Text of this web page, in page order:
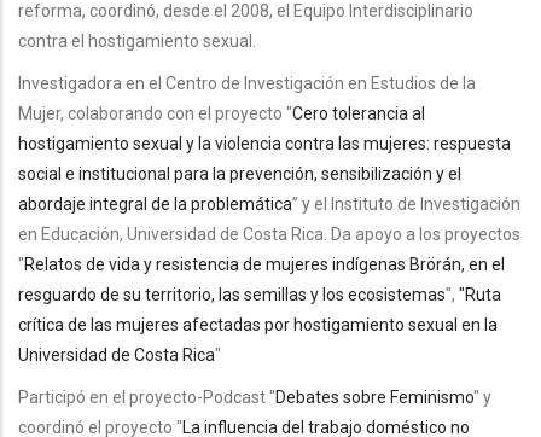
reforma, coordinó, desde el 2008, el Equipo Interdisciplinario
contra el hostigamiento sexual.
Investigadora en el Centro de Investigación en Estudios de la
Mujer, colaborando con el proyecto "Cero tolerancia al
hostigamiento sexual y la violencia contra las mujeres: respuesta
social e institucional para la prevención, sensibilización y el
abordaje integral de la problemática” y el Instituto de Investigación
en Educación, Universidad de Costa Rica. Da apoyo a los proyectos
"Relatos de vida y resistencia de mujeres indígenas Brörán, en el
resguardo de su territorio, las semillas y los ecosistemas", "Ruta
crítica de las mujeres afectadas por hostigamiento sexual en la
Universidad de Costa Rica"
Participó en el proyecto-Podcast "Debates sobre Feminismo" y
coordinó el proyecto "La influencia del trabajo doméstico no